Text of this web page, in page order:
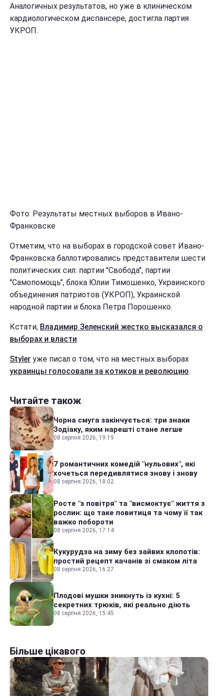
Аналогичных результатов, но уже в клиническом
кардиологическом диспансере, достигла партия
УКРОП.
Фото: Результаты местных выборов в Ивано-
Франковске
Отметим, что на выборах в городской совет Ивано-
Франковска баллотировались представители шести
политических сил: партии "Свобода", партии
"Самопомощь", блока Юлии Тимошенко, Украинского
объединения патриотов (УКРОП), Украинской
народной партии и блока Петра Порошенко.
Кстати, Владимир Зеленский жестко высказался о
выборах и власти.
Styler уже писал о том, что на местных выборах
украинцы голосовали за котиков и революцию.
Читайте також
Чорна смуга закінчується: три знаки
Зодіаку, яким нарешті стане легше
08 серпня 2026, 19:19
7 романтичних комедій "нульових", які
хочеться передивлятися знову і знову
08 серпня 2026, 18:02
Росте "з повітря" та "висмоктує" життя з
рослин: що таке повитиця та чому її так
важко побороти
08 серпня 2026, 17:14
Кукурудза на зиму без зайвих клопотів:
простий рецепт качанів зі смаком літа
08 серпня 2026, 16:27
Плодові мушки зникнуть із кухні: 5
секретних трюків, які реально діють
08 серпня 2026, 15:45
Більше цікавого